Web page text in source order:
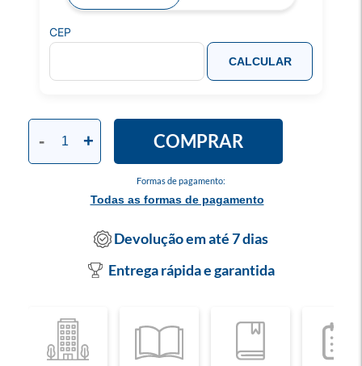
Formas de pagamento:
Todas as formas de pagamento
- + COMPRAR
CEP
CALCULAR
Devolução em até 7 dias
Entrega rápida e garantida